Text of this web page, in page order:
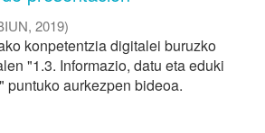
, 2019)
konpetentzia digitalei buruzko
"1.3. Informazio, datu eta eduki
puntuko aurkezpen bideoa.